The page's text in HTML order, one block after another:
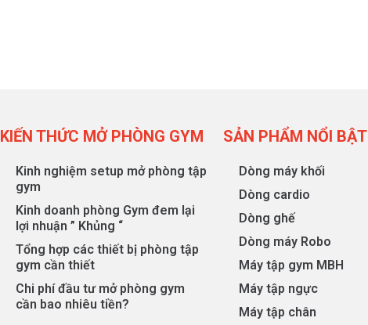
KIẾN THỨC MỞ PHÒNG GYM
Kinh nghiệm setup mở phòng tập
gym
Kinh doanh phòng Gym đem lại
lợi nhuận ” Khủng “
Tổng hợp các thiết bị phòng tập
gym cần thiết
Chi phí đầu tư mở phòng gym
cần bao nhiêu tiền?
SẢN PHẨM NỔI BẬT
Dòng máy khối
Dòng cardio
Dòng ghế
Dòng máy Robo
Máy tập gym MBH
Máy tập ngực
Máy tập chân